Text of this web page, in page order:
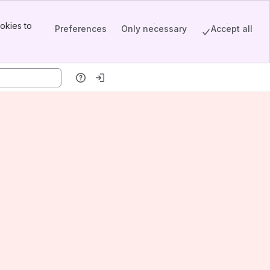
to
Preferences Only necessary Accept all